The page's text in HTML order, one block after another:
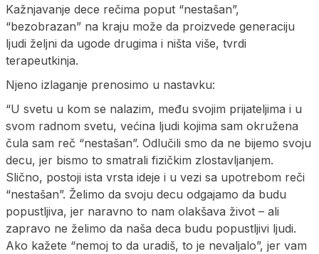
Kažnjavanje dece rečima poput “nestašan”,
“bezobrazan” na kraju može da proizvede generaciju
ljudi željni da ugode drugima i ništa više, tvrdi
terapeutkinja.
Njeno izlaganje prenosimo u nastavku:
“U svetu u kom se nalazim, među svojim prijateljima i u
svom radnom svetu, većina ljudi kojima sam okružena
čula sam reč “nestašan”. Odlučili smo da ne bijemo svoju
decu, jer bismo to smatrali fizičkim zlostavljanjem.
Slično, postoji ista vrsta ideje i u vezi sa upotrebom reči
“nestašan”. Želimo da svoju decu odgajamo da budu
popustljiva, jer naravno to nam olakšava život – ali
zapravo ne želimo da naša deca budu popustljivi ljudi.
Ako kažete “nemoj to da uradiš, to je nevaljalo”, jer vam